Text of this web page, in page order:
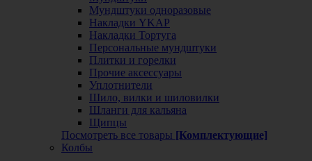
Мундштуки одноразовые
Накладки YKAP
Накладки Тортуга
Персональные мундштуки
Плитки и горелки
Прочие аксессуары
Уплотнители
Шило, вилки и шиловилки
Шланги для кальяна
Щипцы
Посмотреть все товары [Комплектующие]
Колбы